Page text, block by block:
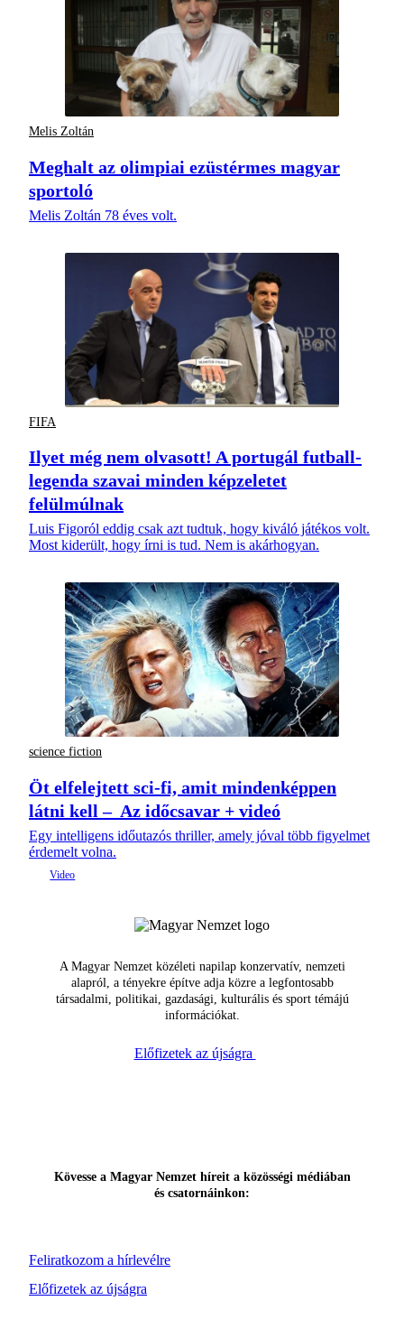
Melis Zoltán
Meghalt az olimpiai ezüstérmes magyar
sportoló
Melis Zoltán 78 éves volt.
FIFA
Ilyet még nem olvasott! A portugál futball-
legenda szavai minden képzeletet
felülmúlnak
Luis Figoról eddig csak azt tudtuk, hogy kiváló játékos volt.
Most kiderült, hogy írni is tud. Nem is akárhogyan.
science fiction
Öt elfelejtett sci-fi, amit mindenképpen
látni kell – Az időcsavar + videó
Egy intelligens időutazós thriller, amely jóval több figyelmet
érdemelt volna.
A Magyar Nemzet közéleti napilap konzervatív, nemzeti
alapról, a tényekre építve adja közre a legfontosabb
társadalmi, politikai, gazdasági, kulturális és sport témájú
információkat.
Előfizetek az újságra
Feliratkozom a hírlevélre
Kövesse a Magyar Nemzet híreit a közösségi médiában
és csatornáinkon:
Előfizetek az újságra